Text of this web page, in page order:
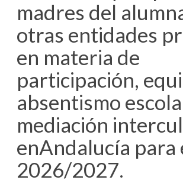
madres del
otras entidades
en materia de
participación,
absentismo
mediación
enAndalucía para
2026/2027.